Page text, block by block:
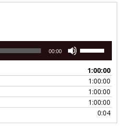
00:00
for
at
skrue
op
1:00:00
1:00:00
1:00:00
1:00:00
0:04